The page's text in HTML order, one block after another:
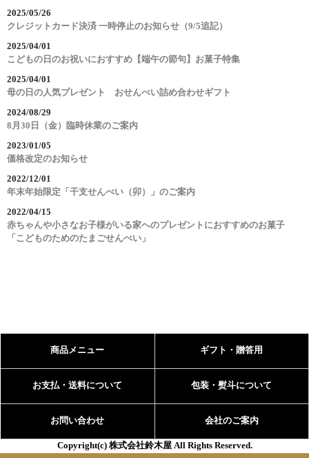
2025/05/26
クレジットカード決済 一時停止のお知らせ（9/5追記）
2025/04/01
こどもの日のお祝いにおすすめ【端午の節句】お菓子特集
2025/04/01
母の日の人気プレゼント おせんべい詰め合わせギフト
2024/08/29
8月30日（金）臨時休業のご案内
2023/01/05
価格改定のお知らせ
2022/12/01
年末年始限定「干支せんべい（卯）」のご案内
2022/04/15
赤ちゃんや小さなお子様がいる家へのプレゼントにおすすめのお菓子
「こどものためのたまごせんべい」
商品メニュー ギフト・贈答用
お支払・送料について 包装・熨斗について
お問い合わせ 会社のご案内
Copyright(c) 株式会社鈴木屋 All Rights Reserved.